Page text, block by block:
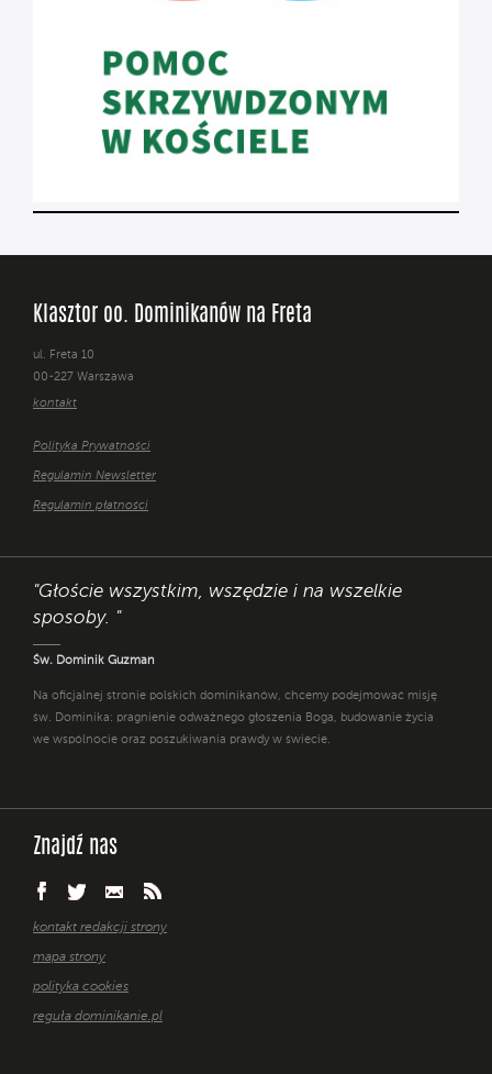
Klasztor oo. Dominikanów na Freta
ul. Freta 10
00-227 Warszawa
kontakt
Polityka Prywatności
Regulamin Newsletter
Regulamin płatności
"Głoście wszystkim, wszędzie i na wszelkie
sposoby. "
Św. Dominik Guzman
Na oficjalnej stronie polskich dominikanów, chcemy podejmować misję
św. Dominika: pragnienie odważnego głoszenia Boga, budowanie życia
we wspólnocie oraz poszukiwania prawdy w świecie.
Znajdź nas
kontakt redakcji strony
mapa strony
polityka cookies
reguła dominikanie.pl